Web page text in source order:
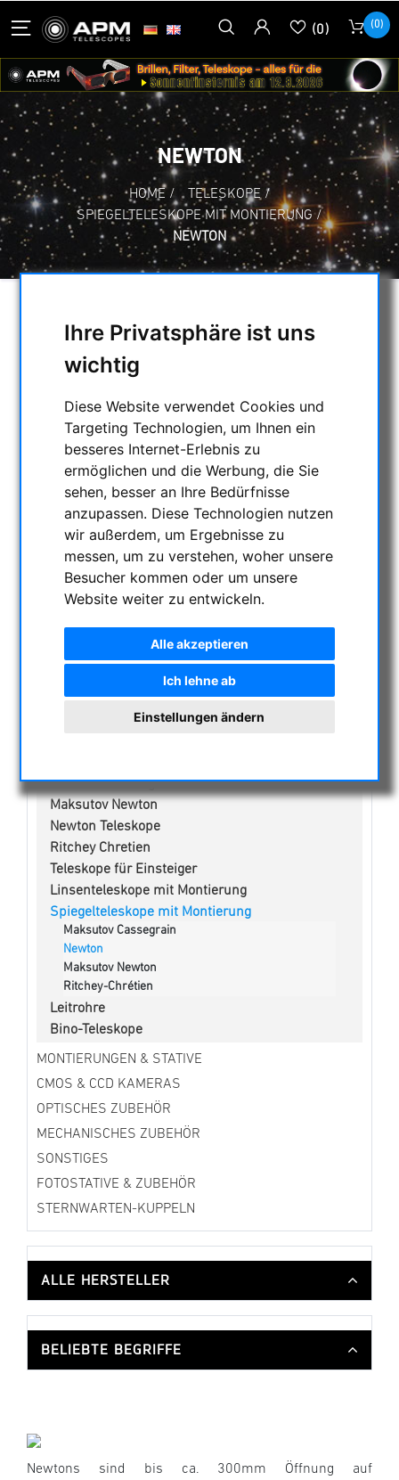
Ihre Privatsphäre ist uns
wichtig
Diese Website verwendet Cookies und
Targeting Technologien, um Ihnen ein
besseres Internet-Erlebnis zu
ermöglichen und die Werbung, die Sie
sehen, besser an Ihre Bedürfnisse
anzupassen. Diese Technologien nutzen
wir außerdem, um Ergebnisse zu
messen, um zu verstehen, woher unsere
Besucher kommen oder um unsere
Website weiter zu entwickeln.
Alle akzeptieren
Ich lehne ab
Einstellungen ändern
(0) (0)
NEWTON
HOME / TELESKOPE /
SPIEGELTELESKOPE MIT MONTIERUNG /
NEWTON
NACHTSICHTGERÄTE , WÄRMEKAMERAS &
ENTFERNUNGSMESSER
AKTUELLE ANGEBOTE
ASTROPROFESSIONAL TELESCOPES
SECONDHAND & LAGERBESTAND
APM PRODUKTE
ASTROEINSTIEG
SONNENBEOBACHTUNG
FERNGLÄSER, SPEKTIVE
TELESKOPE
Justagehilfe für Teleskope
Smart Teleskope
Maksutov Cassegrain
Maksutov Newton
Newton Teleskope
Ritchey Chretien
Teleskope für Einsteiger
Linsenteleskope mit Montierung
Spiegelteleskope mit Montierung
Maksutov Cassegrain
Newton
Maksutov Newton
Ritchey-Chrétien
Leitrohre
Bino-Teleskope
MONTIERUNGEN & STATIVE
CMOS & CCD KAMERAS
OPTISCHES ZUBEHÖR
MECHANISCHES ZUBEHÖR
SONSTIGES
FOTOSTATIVE & ZUBEHÖR
STERNWARTEN-KUPPELN
ALLE HERSTELLER
BELIEBTE BEGRIFFE
Newtons sind bis ca. 300mm Öffnung auf